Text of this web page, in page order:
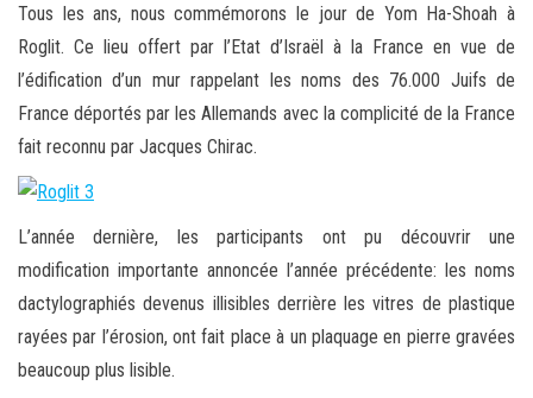
Tous les ans, nous commémorons le jour de Yom Ha-Shoah à
Roglit. Ce lieu offert par l’Etat d’Israël à la France en vue de
l’édification d’un mur rappelant les noms des 76.000 Juifs de
France déportés par les Allemands avec la complicité de la France
fait reconnu par Jacques Chirac.
L’année dernière, les participants ont pu découvrir une
modification importante annoncée l’année précédente: les noms
dactylographiés devenus illisibles derrière les vitres de plastique
rayées par l’érosion, ont fait place à un plaquage en pierre gravées
beaucoup plus lisible.